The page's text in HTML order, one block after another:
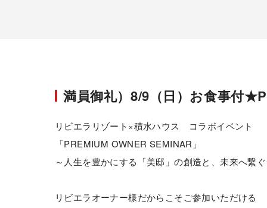
満員御礼）8/9（日）お食事付
リビエラリゾート×積水ハウス コラボイベント
「PREMIUM OWNER SEMINAR」
～人生を豊かにする「美邸」の創造と、未来へ繋
リビエラオーナー様だからこそご参加いただける